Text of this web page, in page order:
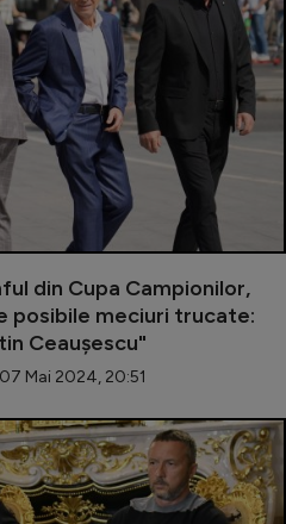
din Cupa Campionilor,
posibile meciuri trucate:
Ceaușescu"
Mai 2024, 20:51